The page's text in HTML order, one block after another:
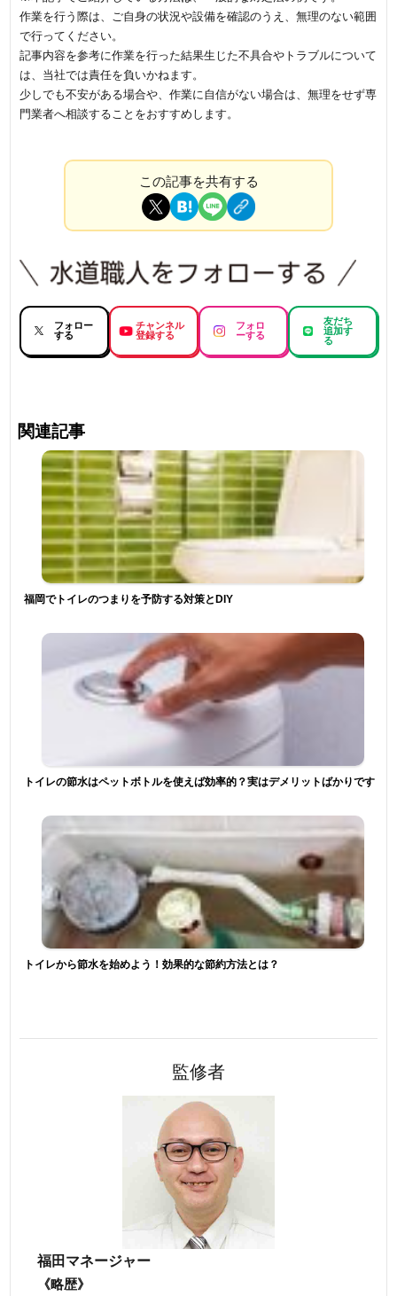
作業を行う際は、ご自身の状況や設備を確認のうえ、無理のない範囲
で行ってください。
記事内容を参考に作業を行った結果生じた不具合やトラブルについて
は、当社では責任を負いかねます。
少しでも不安がある場合や、作業に自信がない場合は、無理をせず専
門業者へ相談することをおすすめします。
この記事を共有する
フォロー
する
チャンネル
登録する
フォロ
ーする
友だち
追加す
る
関連記事
福岡でトイレのつまりを予防する対策とDIY
トイレの節水はペットボトルを使えば効率的？実はデメリットばかりです
トイレから節水を始めよう！効果的な節約方法とは？
監修者
福田マネージャー
《略歴》